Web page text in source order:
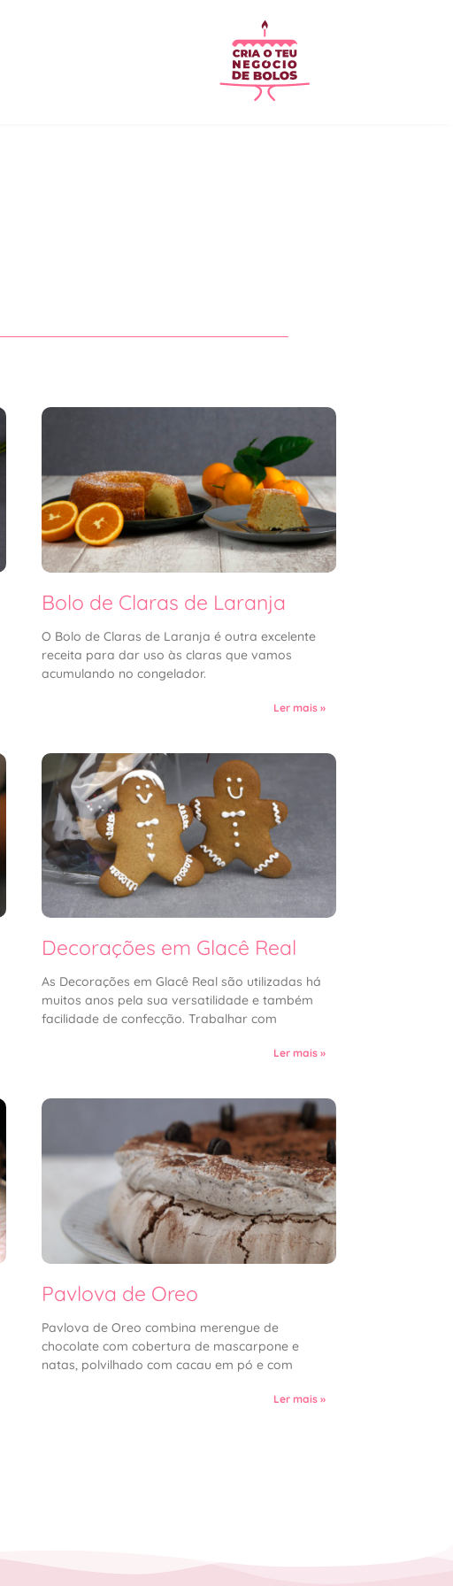
Bolo de Claras de Laranja
O Bolo de Claras de Laranja é outra excelente
receita para dar uso às claras que vamos
acumulando no congelador.
Ler mais »
Decorações em Glacê Real
As Decorações em Glacê Real são utilizadas há
muitos anos pela sua versatilidade e também
facilidade de confecção. Trabalhar com
Ler mais »
Pavlova de Oreo
Pavlova de Oreo combina merengue de
chocolate com cobertura de mascarpone e
natas, polvilhado com cacau em pó e com
Ler mais »